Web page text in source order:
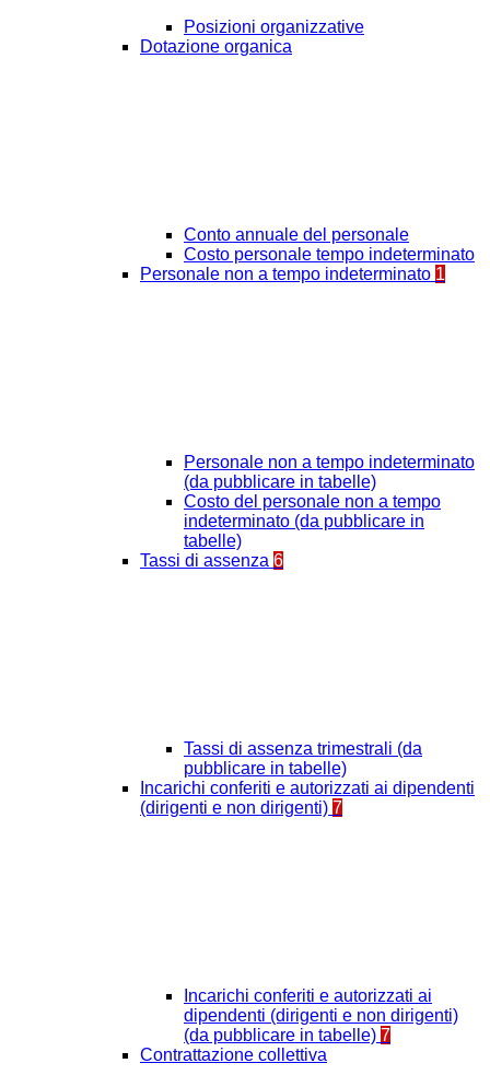
Posizioni organizzative
Dotazione organica
Conto annuale del personale
Costo personale tempo indeterminato
Personale non a tempo indeterminato 1
Personale non a tempo indeterminato
(da pubblicare in tabelle)
Costo del personale non a tempo
indeterminato (da pubblicare in
tabelle)
Tassi di assenza 6
Tassi di assenza trimestrali (da
pubblicare in tabelle)
Incarichi conferiti e autorizzati ai dipendenti
(dirigenti e non dirigenti) 7
Incarichi conferiti e autorizzati ai
dipendenti (dirigenti e non dirigenti)
(da pubblicare in tabelle) 7
Contrattazione collettiva